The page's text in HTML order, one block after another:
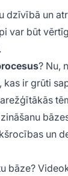
dzīvībā un
var būt
? Nu,
ir grūti
zināšanu
un
bāze?